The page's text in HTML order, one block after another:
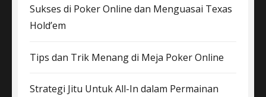
Sukses di Poker Online dan Menguasai Texas
Hold’em
Tips dan Trik Menang di Meja Poker Online
Strategi Jitu Untuk All-In dalam Permainan